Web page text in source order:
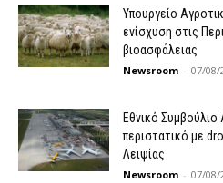
Υπουργείο
ενίσχυση στις
βιοασφάλειας
Newsroom - 07/08/
Εθνικό Συμβούλιο
περιστατικό με
Λειψίας
Newsroom - 07/08/